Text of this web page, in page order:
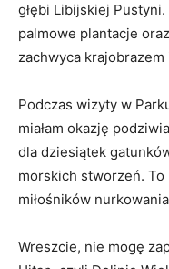
głębi ​Libijskiej
palmowe plantacje
zachwyca krajobrazem
Podczas wizyty w
miałam ‌okazję
dla dziesiątek
morskich‌ stworzeń. To⁤
miłośników
Wreszcie, nie mogę